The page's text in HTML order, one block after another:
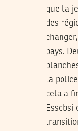
que la
des
pays.
la
cela a
Essebsi